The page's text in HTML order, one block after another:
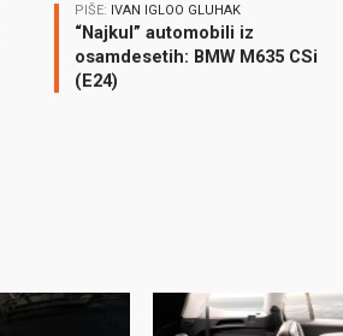
PIŠE: IVAN IGLOO GLUHAK
“Najkul” automobili iz
osamdesetih: BMW M635 CSi
(E24)